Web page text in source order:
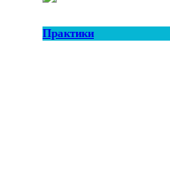
Практики